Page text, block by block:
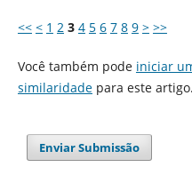
<< < 1 2 3 4 5 6 7 8 9 > >>
Você também pode iniciar
similaridadepara este artigo.
Enviar Submissão